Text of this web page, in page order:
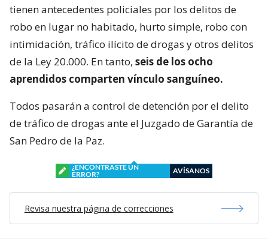
tienen antecedentes policiales por los delitos de
robo en lugar no habitado, hurto simple, robo con
intimidación, tráfico ilícito de drogas y otros delitos
de la Ley 20.000. En tanto, seis de los ocho
aprendidos comparten vínculo sanguíneo.
Todos pasarán a control de detención por el delito
de tráfico de drogas ante el Juzgado de Garantía de
San Pedro de la Paz.
¿ENCONTRASTE UN
ERROR?
AVÍSANOS
Revisa nuestra página de correcciones